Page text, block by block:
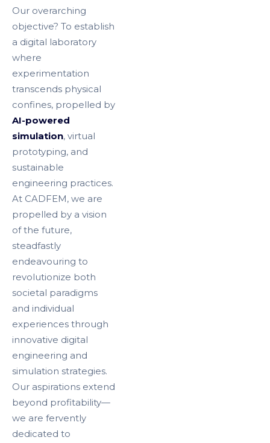
Our overarching
objective? To establish
a digital laboratory
where
experimentation
transcends physical
confines, propelled by
AI-powered
simulation, virtual
prototyping, and
sustainable
engineering practices.
At CADFEM, we are
propelled by a vision
of the future,
steadfastly
endeavouring to
revolutionize both
societal paradigms
and individual
experiences through
innovative digital
engineering and
simulation strategies.
Our aspirations extend
beyond profitability—
we are fervently
dedicated to